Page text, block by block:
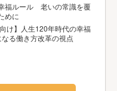
福ルール 老いの常識を覆
めに
け】人生120年時代の幸福
る働き方改革の視点